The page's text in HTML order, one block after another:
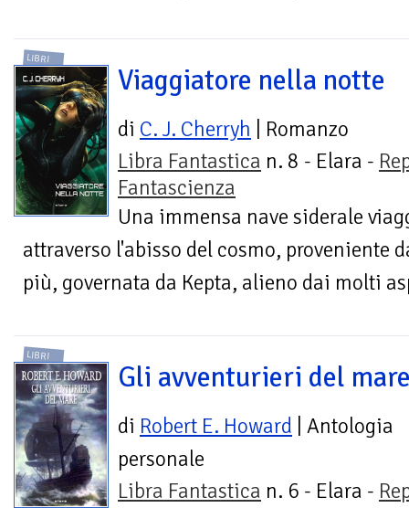
LIBRI
Viaggiatore nella notte
di C. J. Cherryh | Romanzo
Libra Fantastica n. 8 - Elara -
Fantascienza
Una immensa nave siderale
attraverso l'abisso del cosmo, proveniente
più, governata da Kepta, alieno dai molti
LIBRI
Gli avventurieri del
di Robert E. Howard | Antologia
personale
Libra Fantastica n. 6 - Elara -